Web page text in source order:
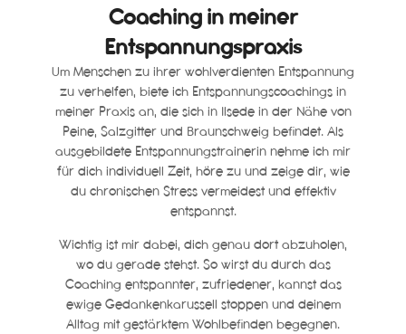
Coaching in meiner
Entspannungspraxis
Um Menschen zu ihrer wohlverdienten Entspannung
zu verhelfen, biete ich Entspannungscoachings in
meiner Praxis an, die sich in Ilsede in der Nähe von
Peine, Salzgitter und Braunschweig befindet. Als
ausgebildete Entspannungstrainerin nehme ich mir
für dich individuell Zeit, höre zu und zeige dir, wie
du chronischen Stress vermeidest und effektiv
entspannst.
Wichtig ist mir dabei, dich genau dort abzuholen,
wo du gerade stehst. So wirst du durch das
Coaching entspannter, zufriedener, kannst das
ewige Gedankenkarussell stoppen und deinem
Alltag mit gestärktem Wohlbefinden begegnen.